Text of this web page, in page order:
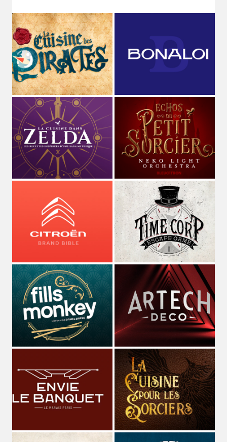
STUDIO MAGO
Directeur Artistique
graphiste pluridisciplinaire
(spécialisé dans les cultures de l'imaginaire depuis plus de
10 ans), Voix offetcomédien de fictions sonores et séries
dans les groupesMAGOYOND& Le